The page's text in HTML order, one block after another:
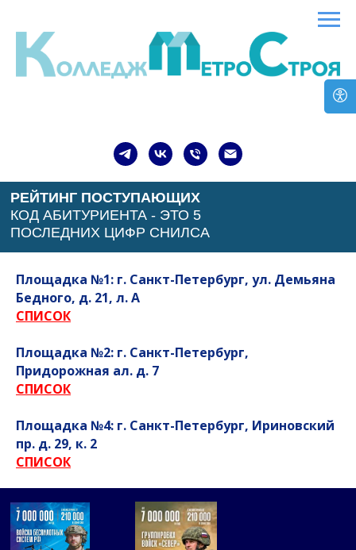
РЕЙТИНГ ПОСТУПАЮЩИХ
КОД АБИТУРИЕНТА - ЭТО 5
ПОСЛЕДНИХ ЦИФР СНИЛСА
Площадка №1: г. Санкт-Петербург, ул. Демьяна
Бедного, д. 21, л. А
СПИСОК
Площадка №2: г. Санкт-Петербург,
Придорожная ал. д. 7
СПИСОК
Площадка №4: г. Санкт-Петербург, Ириновский
пр. д. 29, к. 2
СПИСОК